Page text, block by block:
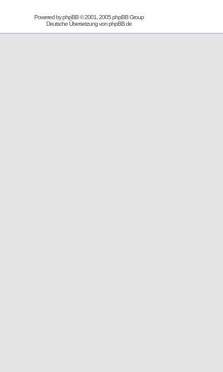
Powered byphpBB© 2001, 2005 phpBB Group
Deutsche Übersetzung vonphpBB.de